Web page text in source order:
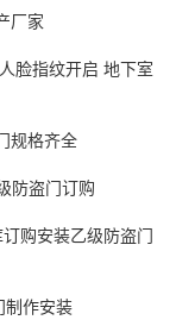
厂家
脸指纹开启 地下室
规格齐全
防盗门订购
购安装乙级防盗门
制作安装